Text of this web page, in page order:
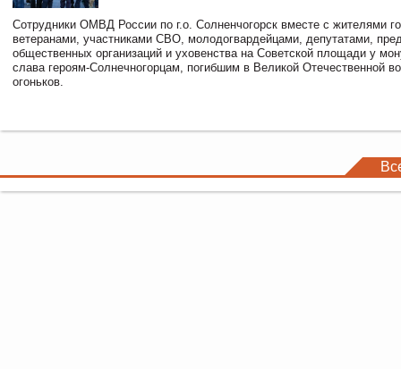
Сотрудники ОМВД России по г.о. Солненчогорск вместе с жителями
ветеранами, участниками СВО, молодогвардейцами, депутатами,
общественных организаций и уховенства на Советской площади у
слава героям-Солнечногорцам, погибшим в Великой Отечественной
огоньков.